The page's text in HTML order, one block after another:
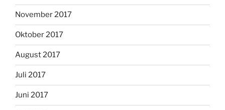
November 2017
Oktober 2017
August 2017
Juli 2017
Juni 2017